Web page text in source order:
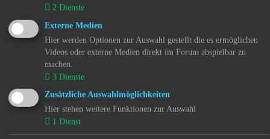
Registrieren
Menü
Home
2 Dienste
Externe Medien
Hier werden Optionen zur Auswahl gestellt die es ermöglichen
Videos oder externe Medien direkt im Forum abspielbar zu
machen.
3 Dienste
Zusätzliche Auswahlmöglichkeiten
Hier stehen weitere Funktionen zur Auswahl
1 Dienst